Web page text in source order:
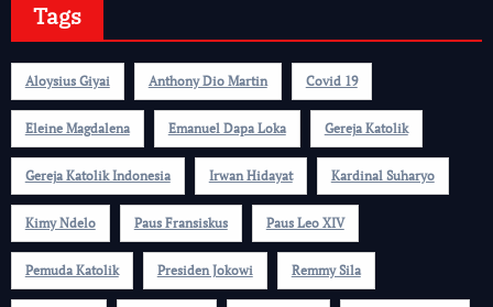
Tags
Aloysius Giyai Anthony Dio Martin Covid 19
Eleine Magdalena Emanuel Dapa Loka Gereja Katolik
Gereja Katolik Indonesia Irwan Hidayat Kardinal Suharyo
Kimy Ndelo Paus Fransiskus Paus Leo XIV
Pemuda Katolik Presiden Jokowi Remmy Sila